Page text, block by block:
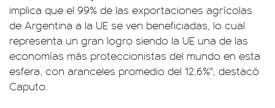
implica que el 99% de las exportaciones agrícolas
de Argentina a la UE se ven beneficiadas, lo cual
representa un gran logro siendo la UE una de las
economías más proteccionistas del mundo en esta
esfera, con aranceles promedio del 12,6%", destacó
Caputo.